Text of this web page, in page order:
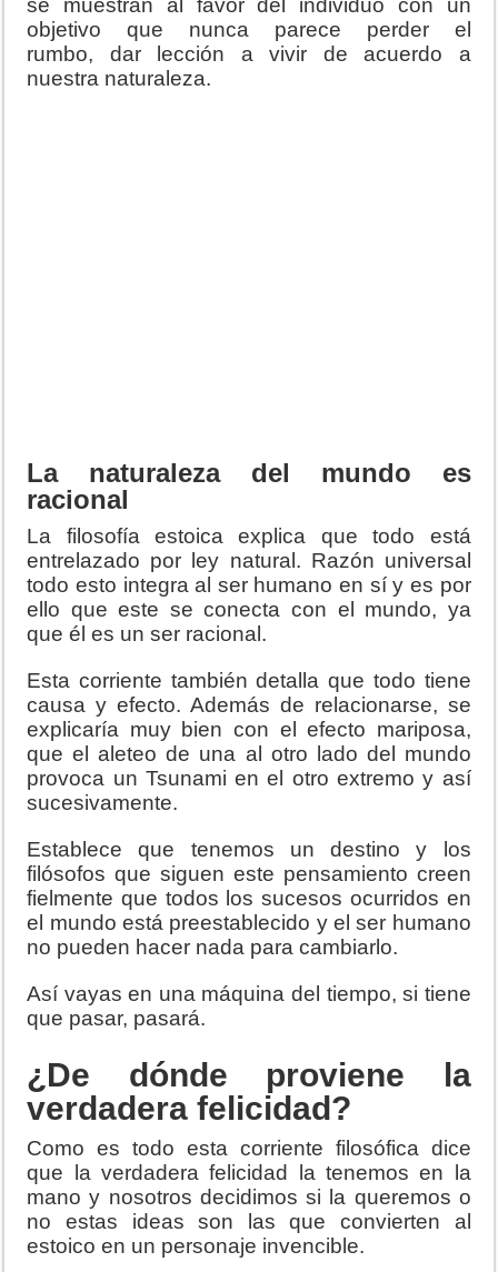
objetivo que nunca parece perder el
rumbo, dar lección a vivir de acuerdo a
nuestra naturaleza.
La naturaleza del mundo es
racional
La filosofía estoica explica que todo está
entrelazado por ley natural. Razón universal
todo esto integra al ser humano en sí y es por
ello que este se conecta con el mundo, ya
que él es un ser racional.
Esta corriente también detalla que todo tiene
causa y efecto. Además de relacionarse, se
explicaría muy bien con el efecto mariposa,
que el aleteo de una al otro lado del mundo
provoca un Tsunami en el otro extremo y así
sucesivamente.
Establece que tenemos un destino y los
filósofos que siguen este pensamiento creen
fielmente que todos los sucesos ocurridos en
el mundo está preestablecido y el ser humano
no pueden hacer nada para cambiarlo.
Así vayas en una máquina del tiempo, si tiene
que pasar, pasará.
¿De dónde proviene la
verdadera felicidad?
Como es todo esta corriente filosófica dice
que la verdadera felicidad la tenemos en la
mano y nosotros decidimos si la queremos o
no estas ideas son las que convierten al
estoico en un personaje invencible.